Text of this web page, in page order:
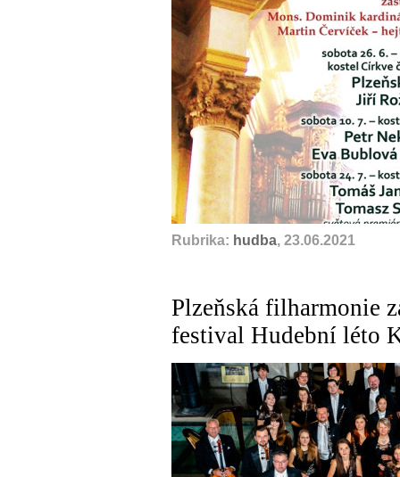
Rubrika: hudba, 23.06.2021
Plzeňská filharmonie
festival Hudební léto